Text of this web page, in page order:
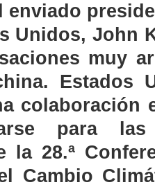
enviado
Unidos, John
muy
Estados
colaboración
para las
la 28.ª
Cambio